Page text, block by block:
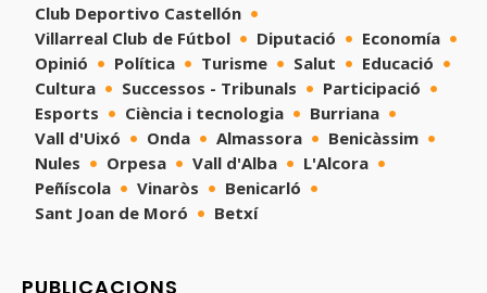
Club Deportivo Castellón
Villarreal Club de Fútbol
Diputació
Economía
Opinió
Política Turisme Salut
Educació
Cultura
Successos - Tribunals
Participació
Esports
Ciència i tecnologia
Burriana
Vall d'Uixó
Onda Almassora
Benicàssim
Nules
Orpesa Vall d'Alba
L'Alcora
Peñíscola
Vinaròs
Benicarló
Sant Joan de Moró
Betxí
PUBLICACIONS